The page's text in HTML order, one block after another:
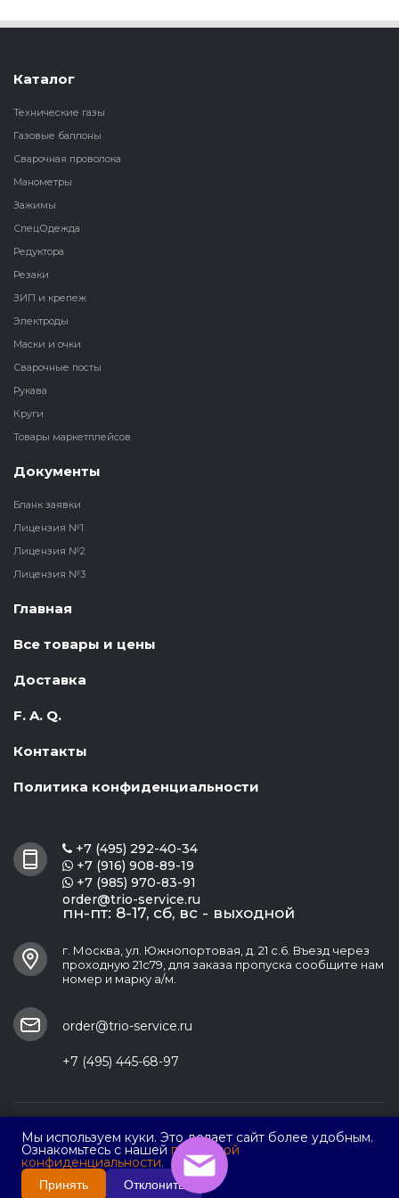
Каталог
Технические газы
Газовые баллоны
Сварочная проволока
Манометры
Зажимы
СпецОдежда
Редуктора
Резаки
ЗИП и крепеж
Электроды
Маски и очки
Сварочные посты
Рукава
Круги
Товары маркетплейсов
Документы
Бланк заявки
Лицензия №1
Лицензия №2
Лицензия №3
Главная
Все товары и цены
Доставка
F. A. Q.
Контакты
Политика конфиденциальности
 +7 (495) 292-40-34
 +7 (916) 908-89-19
 +7 (985) 970-83-91
order@trio-service.ru
пн-пт: 8-17, сб, вс - выходной
г. Москва, ул. Южнопортовая, д. 21 с.6. Въезд через
проходную 21с79, для заказа пропуска сообщите нам
номер и марку а/м.
order@trio-service.ru
+7 (495) 445-68-97
ООО ПФ "Трио Сервис"
Мы используем куки. Это делает сайт более удобным.
Ознакомьтесь с нашей политикой
конфиденциальности.
Принять Отклонить